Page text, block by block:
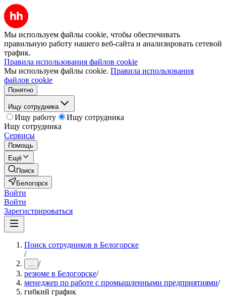
Мы используем файлы cookie, чтобы обеспечивать
правильную работу нашего веб-сайта и анализировать сетевой
трафик.
Правила использования файлов cookie
Мы используем файлы cookie. Правила использования
файлов cookie
Понятно
Ищу сотрудника
Ищу работу
Ищу сотрудника
Ищу сотрудника
Сервисы
Помощь
Ещё
Поиск
Белогорск
Войти
Войти
Зарегистрироваться
Поиск сотрудников в Белогорске
/
... /
резюме в Белогорске/
менеджер по работе с промышленными предприятиями/
гибкий график